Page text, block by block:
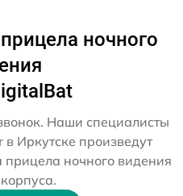
ночного
Наши специалисты
в Иркутске произведут
прицела ночного видения